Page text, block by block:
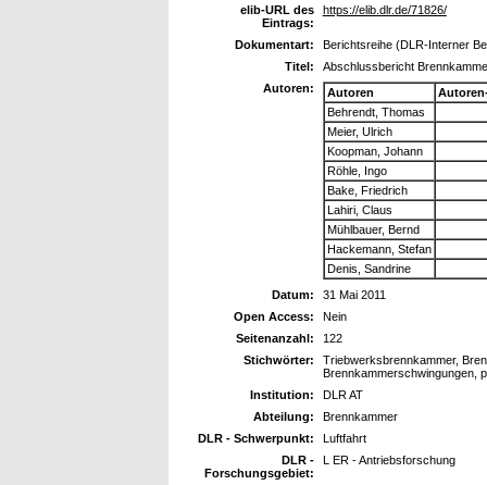
elib-URL des
Eintrags:
https://elib.dlr.de/71826/
Dokumentart:
Berichtsreihe (DLR-Interner
Titel:
Abschlussbericht
Autoren:
Autoren
Behrendt, Thomas
Meier, Ulrich
Koopman, Johann
Röhle, Ingo
Bake, Friedrich
Lahiri, Claus
Mühlbauer, Bernd
Hackemann, Stefan
Denis, Sandrine
Datum:
31 Mai 2011
Open Access:
Nein
Seitenanzahl:
122
Stichwörter:
Triebwerksbrennkammer,
Brennkammerschwingungen,
Institution:
DLR AT
Abteilung:
Brennkammer
DLR - Schwerpunkt:
Luftfahrt
DLR -
Forschungsgebiet:
L ER - Antriebsforschung